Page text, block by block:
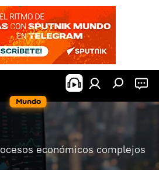
Mundo
económicos complejos